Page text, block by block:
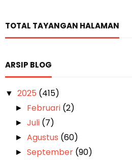
TOTAL TAYANGAN HALAMAN
ARSIP BLOG
▼ 2025 (415)
► Februari (2)
►Juli (7)
► Agustus (60)
►September (90)